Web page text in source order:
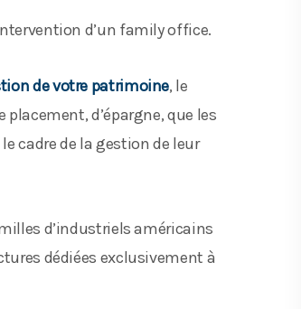
d’un family office.
de votre patrimoine, le
d’épargne, que les
cadre de la gestion de leur
d’industriels américains
dédiées exclusivement à